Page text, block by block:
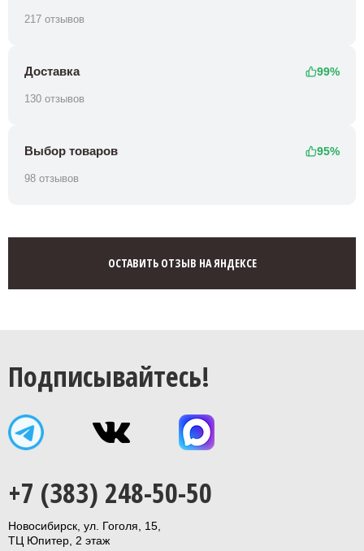
217 отзывов
Доставка 99%
130 отзывов
Выбор товаров 95%
98 отзывов
ОСТАВИТЬ ОТЗЫВ НА ЯНДЕКСЕ
Подписывайтесь!
+7 (383) 248-50-50
Новосибирск, ул. Гоголя, 15,
ТЦ Юпитер, 2 этаж